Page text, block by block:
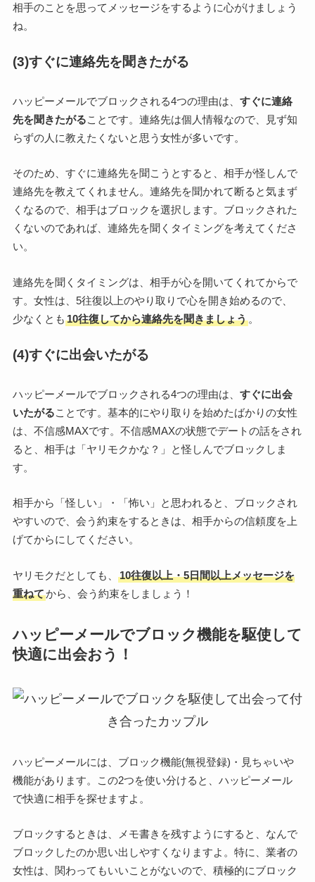
相手のことを思ってメッセージをするように心がけましょう
ね。
(3)すぐに連絡先を聞きたがる
ハッピーメールでブロックされる4つの理由は、 すぐに連絡
先を聞きたがることです。連絡先は個人情報なので、見ず知
らずの人に教えたくないと思う女性が多いです。
そのため、すぐに連絡先を聞こうとすると、相手が怪しんで
連絡先を教えてくれません。連絡先を聞かれて断ると気まず
くなるので、相手はブロックを選択します。ブロックされた
くないのであれば、連絡先を聞くタイミングを考えてくださ
い。
連絡先を聞くタイミングは、相手が心を開いてくれてからで
す。女性は、5往復以上のやり取りで心を開き始めるので、
少なくとも 10往復してから連絡先を聞きましょう。
(4)すぐに出会いたがる
ハッピーメールでブロックされる4つの理由は、 すぐに出会
いたがることです。基本的にやり取りを始めたばかりの女性
は、不信感MAXです。不信感MAXの状態でデートの話をされ
ると、相手は「ヤリモクかな？」と怪しんでブロックしま
す。
相手から「怪しい」・「怖い」と思われると、ブロックされ
やすいので、会う約束をするときは、相手からの信頼度を上
げてからにしてください。
ヤリモクだとしても、
10往復以上・5日間以上メッセージを
重ねてから、会う約束をしましょう！
ハッピーメールでブロック機能を駆使して
快適に出会おう！
ハッピーメールには、ブロック機能(無視登録)・見ちゃいや
機能があります。この2つを使い分けると、ハッピーメール
で快適に相手を探せますよ。
ブロックするときは、メモ書きを残すようにすると、なんで
ブロックしたのか思い出しやすくなりますよ。特に、業者の
女性は、関わってもいいことがないので、積極的にブロック